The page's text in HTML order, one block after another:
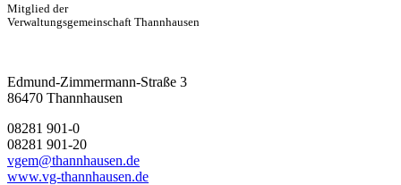
Mitglied der
Verwaltungsgemeinschaft Thannhausen
Edmund-Zimmermann-Straße 3
86470 Thannhausen
08281 901-0
08281 901-20
vgem@thannhausen.de
www.vg-thannhausen.de